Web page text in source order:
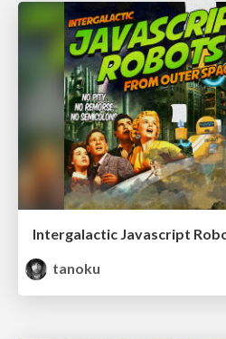
Intergalactic Javascript
tanoku